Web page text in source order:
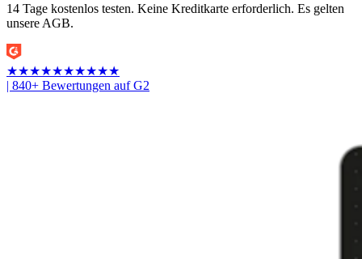
14 Tage kostenlos testen. Keine Kreditkarte erforderlich. Es gelten
unsere AGB.
★★★★★★★★★★
| 840+ Bewertungen auf G2